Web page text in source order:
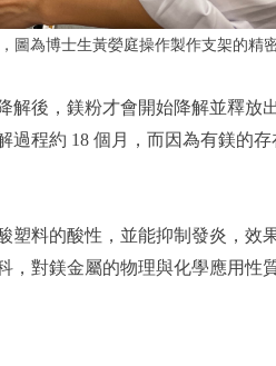
圖為博士生黃嫈庭操作製作支架的精
解後，鎂粉才會開始降解並釋放
程約 18 個月，而因為有鎂的
料的酸性，並能抑制發炎，效
對鎂金屬的物理與化學應用性